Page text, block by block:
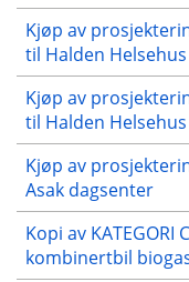
Kjøp av
til Halden Helsehus
Kjøp av
til Halden Helsehus
Kjøp av
Asak dagsenter
Kopi av KATEGORI
kombinertbil